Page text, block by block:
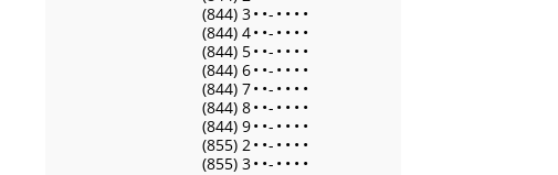
(844) 3• •- • • • •
(844) 4• •- • • • •
(844) 5• •- • • • •
(844) 6• •- • • • •
(844) 7• •- • • • •
(844) 8• •- • • • •
(844) 9• •- • • • •
(855) 2• •- • • • •
(855) 3• •- • • • •